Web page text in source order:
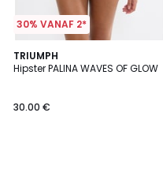
30% VANAF 2*
TRIUMPH
Hipster PALINA WAVES OF GLOW
30.00 €